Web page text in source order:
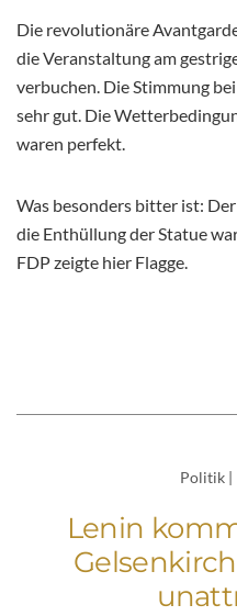
Die revolutionäre
die Veranstaltung am
verbuchen. Die Stimmung
sehr gut. Die
waren perfekt.
Was besonders bitter ist:
die Enthüllung der Statue
FDP zeigte hier Flagge.
Politik |
Lenin